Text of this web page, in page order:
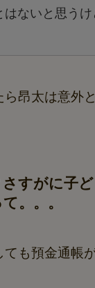
はないと思うけ
昂太は意外
すがに子
。。。
ても預金通帳